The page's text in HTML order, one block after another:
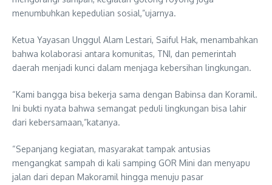
menumbuhkan kepedulian sosial,”ujarnya.
Ketua Yayasan Unggul Alam Lestari, Saiful Hak, menambahkan
bahwa kolaborasi antara komunitas, TNI, dan pemerintah
daerah menjadi kunci dalam menjaga kebersihan lingkungan.
“Kami bangga bisa bekerja sama dengan Babinsa dan Koramil.
Ini bukti nyata bahwa semangat peduli lingkungan bisa lahir
dari kebersamaan,”katanya.
“Sepanjang kegiatan, masyarakat tampak antusias
mengangkat sampah di kali samping GOR Mini dan menyapu
jalan dari depan Makoramil hingga menuju pasar